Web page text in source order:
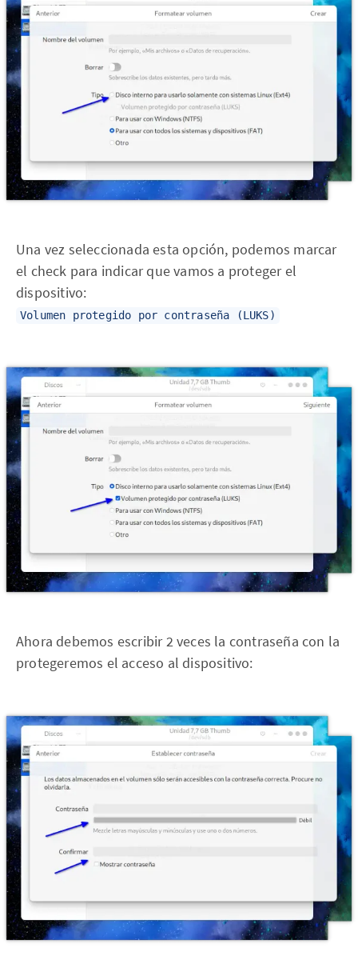
Una vez seleccionada esta opción, podemos marcar
el check para indicar que vamos a proteger el
dispositivo:
Volumen protegido por contraseña (LUKS)
Ahora debemos escribir 2 veces la contraseña con la
protegeremos el acceso al dispositivo: